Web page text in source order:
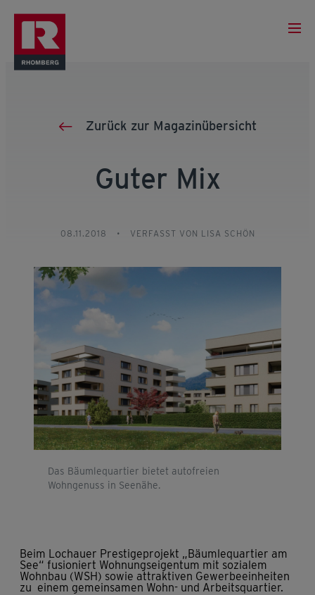
Zurück zur Magazinübersicht
Guter Mix
08.11.2018 • VERFASST VON LISA SCHÖN
Das Bäumlequartier bietet autofreien
Wohngenuss in Seenähe.
Beim Lochauer Prestigeprojekt „Bäumlequartier am
See“ fusioniert Wohnungseigentum mit sozialem
Wohnbau (WSH) sowie attraktiven Gewerbeeinheiten
zu einem gemeinsamen Wohn- und Arbeitsquartier.